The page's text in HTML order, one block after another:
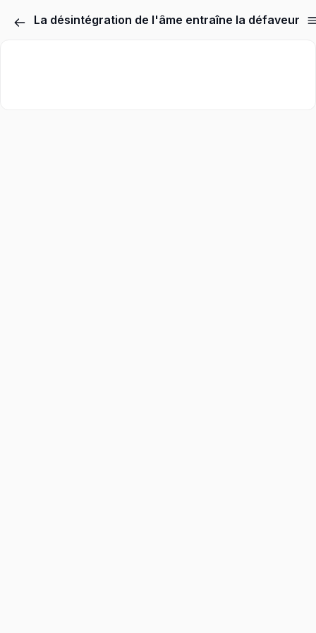
La désintégration de l'âme entraîne la défaveur